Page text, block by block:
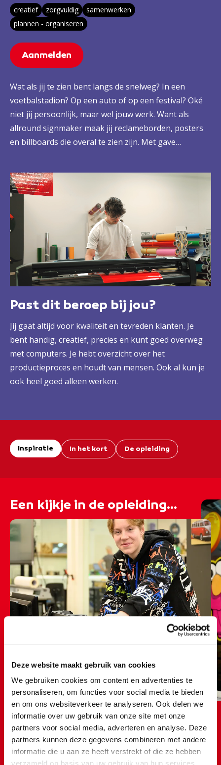
Deze website maakt gebruik van cookies
We gebruiken cookies om content en advertenties te
personaliseren, om functies voor social media te bieden
en om ons websiteverkeer te analyseren. Ook delen we
informatie over uw gebruik van onze site met onze
partners voor social media, adverteren en analyse. Deze
partners kunnen deze gegevens combineren met andere
informatie die u aan ze heeft verstrekt of die ze hebben
creatief zorgvuldig
samenwerken
plannen - organiseren
Aanmelden
Wat als jij te zien bent langs de snelweg? In een
voetbalstadion? Op een auto of op een festival? Oké
niet jij persoonlijk, maar wel jouw werk. Want als
allround signmaker maak jij reclameborden, posters
en billboards die overal te zien zijn. Met gave
Past dit beroep bij jou?
Jij gaat altijd voor kwaliteit en tevreden klanten. Je
bent handig, creatief, precies en kunt goed overweg
met computers. Je hebt overzicht over het
productieproces en houdt van mensen. Ook al kun je
ook heel goed alleen werken.
Inspiratie In het kort De opleiding
Een kijkje in de opleiding...
Student Hidde laat je zien hoe signing werkt!